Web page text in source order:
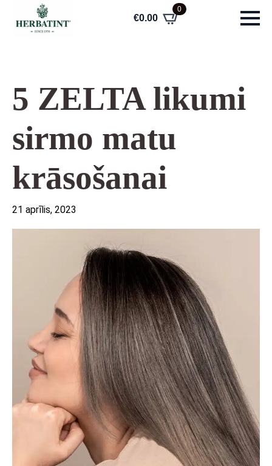
€0.00
0
5 ZELTA likumi
sirmo matu
krāsošanai
21 aprīlis, 2023